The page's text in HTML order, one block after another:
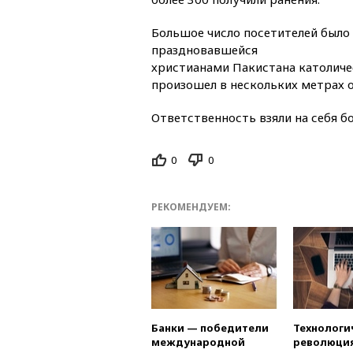
Большое число посетителей было
праздновавшейся
христианами Пакистана
произошел в нескольких метрах
Ответственность взяли на себя
0 0
РЕКОМЕНДУЕМ:
Банки — победители
международной